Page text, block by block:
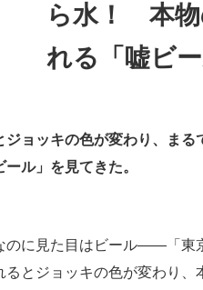
ニア向け専門サイト 企業向け
ら水！ 本物
れる「嘘ビー
ジョッキの色が変わり、ま
ル」を見てきた。
に見た目はビール――「東
るとジョッキの色が変わり、